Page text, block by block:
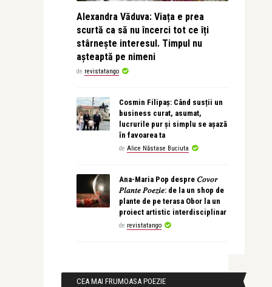
Alexandra Văduva: Viața e prea
scurtă ca să nu încerci tot ce îți
stârnește interesul. Timpul nu
așteaptă pe nimeni
de revistatango
Cosmin Filipaș: Când susții un
business curat, asumat,
lucrurile pur și simplu se așază
în favoarea ta
de Alice Năstase Buciuta
Ana-Maria Pop despre 𝐶𝑜𝑣𝑜𝑟
𝑃𝑙𝑎𝑛𝑡𝑒 𝑃𝑜𝑒𝑧𝑖𝑒: de la un shop de
plante de pe terasa Obor la un
proiect artistic interdisciplinar
de revistatango
CEA MAI FRUMOASA POEZIE